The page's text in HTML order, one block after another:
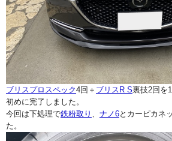
ブリスプロスペック4回＋ ブリスR S裏技2回を
初めに完了しました。
今回は下処理で鉄粉取り ナノ6とカーピカネ
た。